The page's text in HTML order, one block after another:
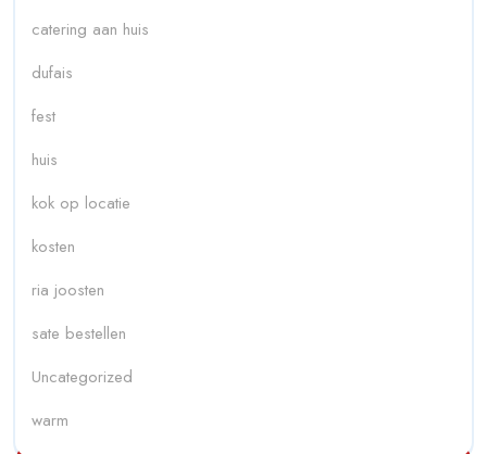
catering aan huis
dufais
fest
huis
kok op locatie
kosten
ria joosten
sate bestellen
Uncategorized
warm